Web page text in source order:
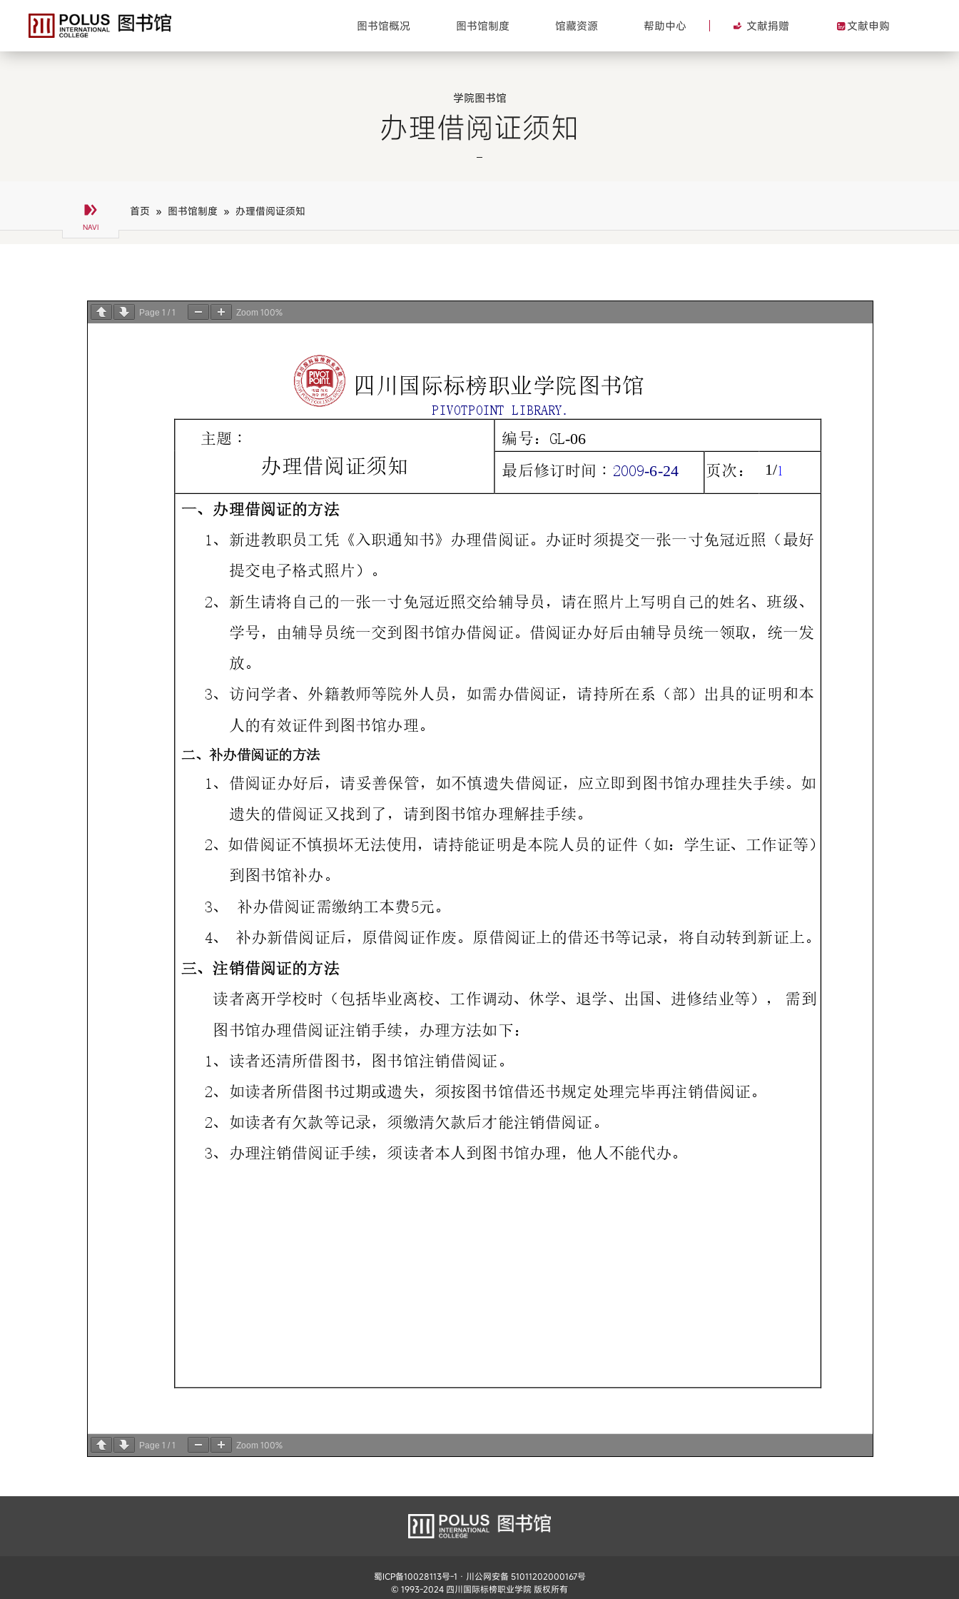
图书馆概况 图书馆制度 馆藏资源 帮助中心 文献捐赠 文献申购
学院图书馆
办理借阅证须知
首页 » 图书馆制度 » 办理借阅证须知
Page 1 / 1 Zoom 100%
Page 1 / 1 Zoom 100%
蜀ICP备10028113号-1 · 川公网安备 51011202000167号
© 1993-2024 四川国际标榜职业学院 版权所有